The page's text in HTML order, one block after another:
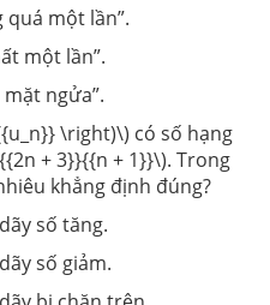
quá một lần”.
một lần”.
ngửa”.
\right)\) có số hạng
+ 3}}{{n + 1}}\). Trong
khẳng định đúng?
số tăng.
là dãy số giảm.